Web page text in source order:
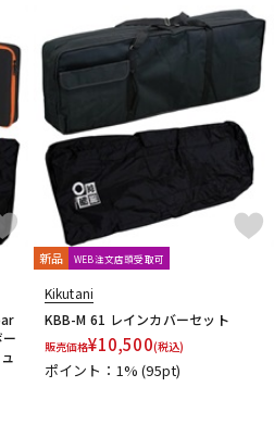
新品 WEB注文店頭受取可
Kikutani
KBB-M 61 レインカバーセット
販売価格¥10,500(税込)
ポイント：1%(95pt)